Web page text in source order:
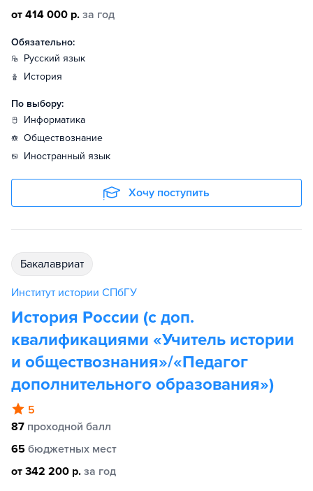
от 414 000 р. за год
Обязательно:
русский язык
история
По выбору:
информатика
обществознание
иностранный язык
Хочу поступить
бакалавриат
Институт истории СПбГУ
История России (с доп.
квалификациями «Учитель истории
и обществознания»/«Педагог
дополнительного образования»)
5
87 проходной балл
65 бюджетных мест
от 342 200 р. за год